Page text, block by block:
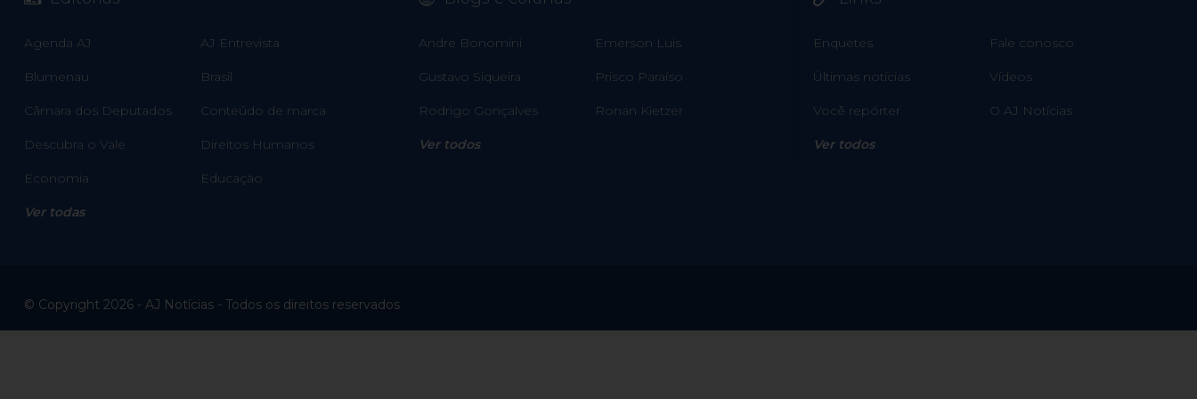
Agenda AJ AJ Entrevista
Blumenau Brasil
Câmara dos Deputados Conteúdo de marca
Descubra o Vale Direitos Humanos
Economia Educação
Ver todas
Andre Bonomini Emerson Luis
Gustavo Siqueira Prisco Paraíso
Rodrigo Gonçalves Ronan Kietzer
Ver todos
Enquetes Fale conosco
Últimas notícias Vídeos
Você repórter O AJ Notícias
Ver todos
© Copyright 2026 - AJ Notícias - Todos os direitos reservados